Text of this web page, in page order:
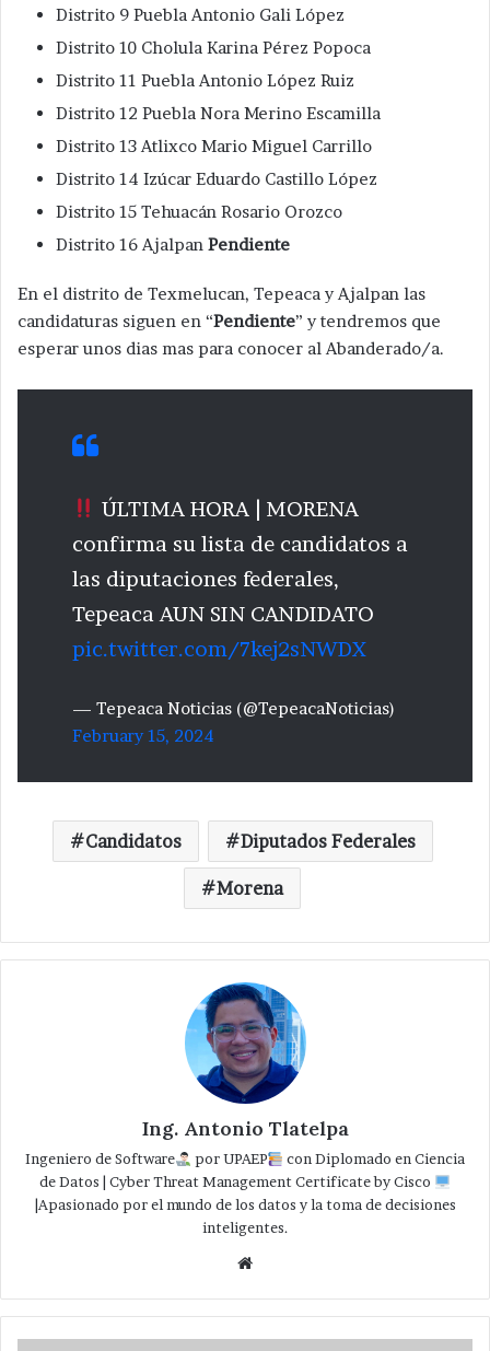
Distrito 9 Puebla Antonio Gali López
Distrito 10 Cholula Karina Pérez Popoca
Distrito 11 Puebla Antonio López Ruiz
Distrito 12 Puebla Nora Merino Escamilla
Distrito 13 Atlixco Mario Miguel Carrillo
Distrito 14 Izúcar Eduardo Castillo López
Distrito 15 Tehuacán Rosario Orozco
Distrito 16 Ajalpan Pendiente
En el distrito de Texmelucan, Tepeaca y Ajalpan las
candidaturas siguen en “Pendiente” y tendremos que
esperar unos dias mas para conocer al Abanderado/a.
ÚLTIMA HORA | MORENA
confirma su lista de candidatos a
las diputaciones federales,
Tepeaca AUN SIN CANDIDATO
pic.twitter.com/7kej2sNWDX
— Tepeaca Noticias (@TepeacaNoticias)
February 15, 2024
Candidatos Diputados Federales
Morena
Ing. Antonio Tlatelpa
Ingeniero de Software por UPAEP
con Diplomado en Ciencia
de Datos | Cyber Threat Management Certificate by Cisco
|Apasionado por el mundo de los datos y la toma de decisiones
inteligentes.